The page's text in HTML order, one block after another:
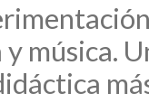
música.